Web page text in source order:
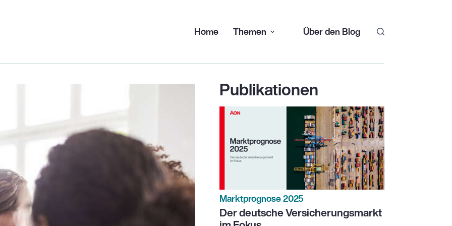
Home Themen Über den Blog
Publikationen
Marktprognose 2025
Der deutsche Versicherungsmarkt